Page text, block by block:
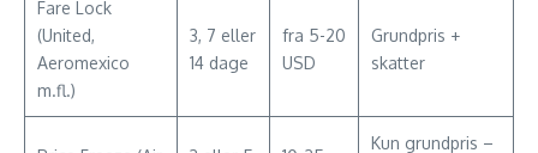
Fare Lock
(United,
Aeromexico
m.fl.)
3, 7 eller
14 dage
fra 5-20
USD
Grundpris +
skatter
Kun grundpris –